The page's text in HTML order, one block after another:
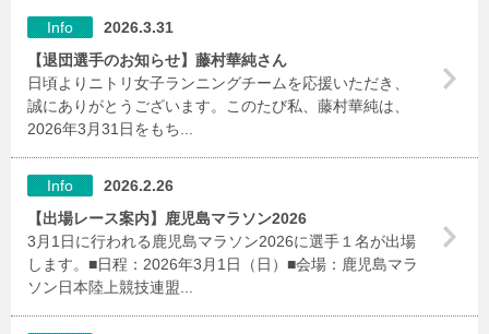
Info
2026.3.31
【退団選手のお知らせ】藤村華純さん
日頃よりニトリ女子ランニングチームを応援いただき、
誠にありがとうございます。このたび私、藤村華純は、
2026年3月31日をもち...
Info
2026.2.26
【出場レース案内】鹿児島マラソン2026
3月1日に行われる鹿児島マラソン2026に選手１名が出場
します。■日程：2026年3月1日（日）■会場：鹿児島マラ
ソン日本陸上競技連盟...